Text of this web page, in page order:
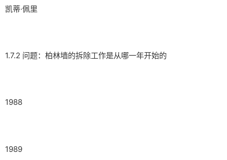
凯蒂·佩里
1.7.2 问题：柏林墙的拆除工作是从哪一年开始的
1988
1989